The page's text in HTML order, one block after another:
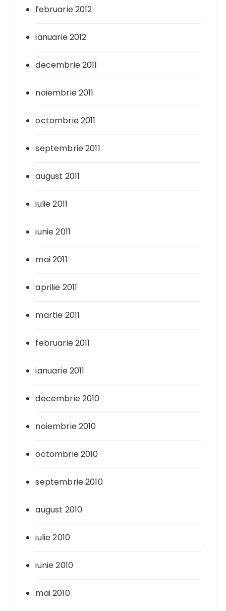
februarie 2012
ianuarie 2012
decembrie 2011
noiembrie 2011
octombrie 2011
septembrie 2011
august 2011
iulie 2011
iunie 2011
mai 2011
aprilie 2011
martie 2011
februarie 2011
ianuarie 2011
decembrie 2010
noiembrie 2010
octombrie 2010
septembrie 2010
august 2010
iulie 2010
iunie 2010
mai 2010